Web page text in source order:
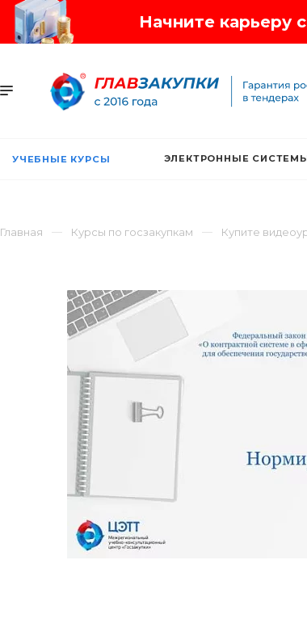
Начните карьеру
УЧЕБНЫЕ КУРСЫ ЭЛЕКТРОННЫЕ
Главная Курсы по госзакупкам Купите